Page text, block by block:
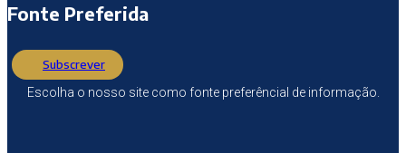
Fonte Preferida
Subscrever
Escolha o nosso site como fonte preferêncial de informação.